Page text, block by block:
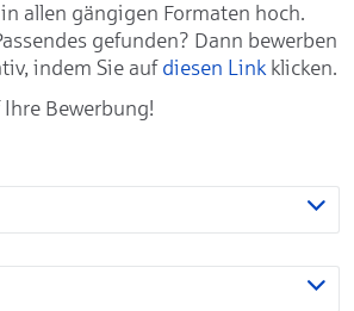
allen gängigen Formaten hoch.
gefunden? Dann bewerben
indem Sie auf diesen Linkklicken.
Bewerbung!